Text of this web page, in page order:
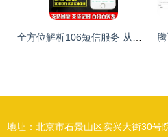
地址：北京市石景山区实兴大街30号